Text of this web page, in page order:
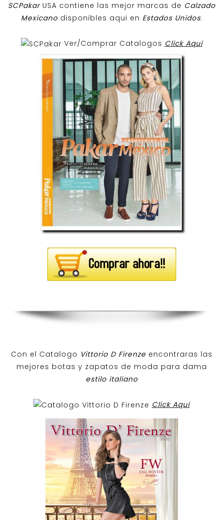
SCPakar USA contiene las mejor marcas de Calzado
Mexicanodisponibles aqui en Estados Unidos.
Ver/Comprar Catalogos Click Aqui
Con el Catalogo Vittorio D Firenzeencontraras las
mejores botas y zapatos de moda para dama
estilo italiano
Click Aqui